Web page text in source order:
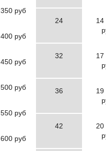
350 руб
400 руб
450 руб
500 руб
550 руб
600 руб
24
14
32
17
36
19
42
20